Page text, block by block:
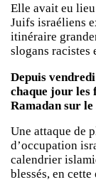
Elle avait eu
Juifs israéliens
itinéraire
slogans racistes
Depuis
chaque jour les
Ramadan sur le
Une attaque de
d’occupation
calendrier
blessés, en cette